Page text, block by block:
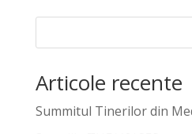
Articole recente
Summitul Tinerilor din